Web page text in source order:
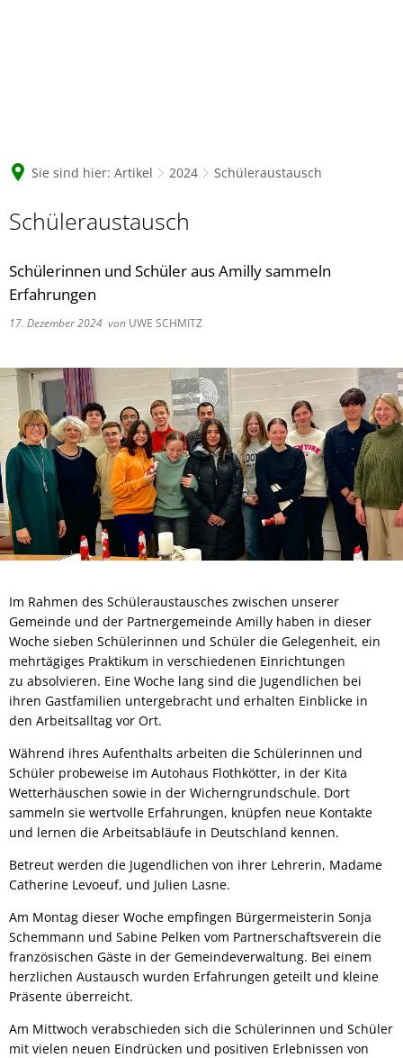
Sie sind hier: Artikel 2024 Schüleraustausch
Schüleraustausch
Schülerinnen und Schüler aus Amilly sammeln
Erfahrungen
17. Dezember 2024 von UWE SCHMITZ
Im Rahmen des Schüleraustausches zwischen unserer
Gemeinde und der Partnergemeinde Amilly haben in dieser
Woche sieben Schülerinnen und Schüler die Gelegenheit, ein
mehrtägiges Praktikum in verschiedenen Einrichtungen
zu absolvieren. Eine Woche lang sind die Jugendlichen bei
ihren Gastfamilien untergebracht und erhalten Einblicke in
den Arbeitsalltag vor Ort.
Während ihres Aufenthalts arbeiten die Schülerinnen und
Schüler probeweise im Autohaus Flothkötter, in der Kita
Wetterhäuschen sowie in der Wicherngrundschule. Dort
sammeln sie wertvolle Erfahrungen, knüpfen neue Kontakte
und lernen die Arbeitsabläufe in Deutschland kennen.
Betreut werden die Jugendlichen von ihrer Lehrerin, Madame
Catherine Levoeuf, und Julien Lasne.
Am Montag dieser Woche empfingen Bürgermeisterin Sonja
Schemmann und Sabine Pelken vom Partnerschaftsverein die
französischen Gäste in der Gemeindeverwaltung. Bei einem
herzlichen Austausch wurden Erfahrungen geteilt und kleine
Präsente überreicht.
Am Mittwoch verabschieden sich die Schülerinnen und Schüler
mit vielen neuen Eindrücken und positiven Erlebnissen von